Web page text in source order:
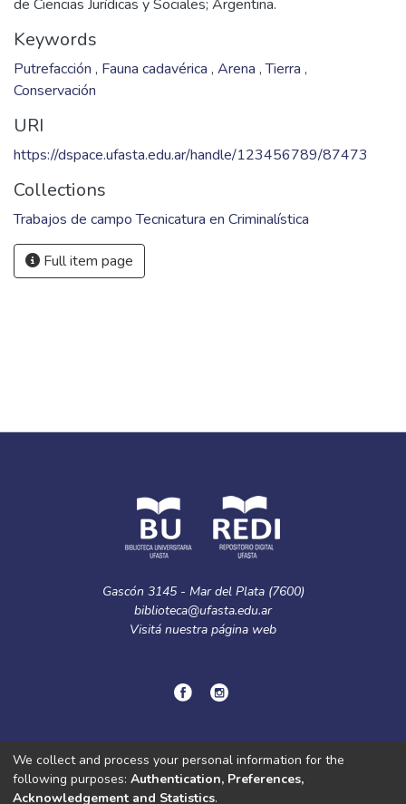
Ciencias Jurídicas y Sociales; Argentina.
Fil: Linde, Renata. Universidad FASTA. Facultad de Ciencias
Jurídicas y Sociales; Argentina.
Fil: Gacio, Hernán. Universidad FASTA. Facultad de Ciencias
Jurídicas y Sociales; Argentina.
Fil: Jessurum, Paula Ariadna. Universidad FASTA. Facultad
Conservación
URI
Gascón 3145 - Mar del Plata (7600)
biblioteca@ufasta.edu.ar
Visitá nuestra página web
© Copyright2024.Política de privacidad.
We collect and process your personal information for the
following purposes: Authentication, Preferences,
Acknowledgement and Statistics.